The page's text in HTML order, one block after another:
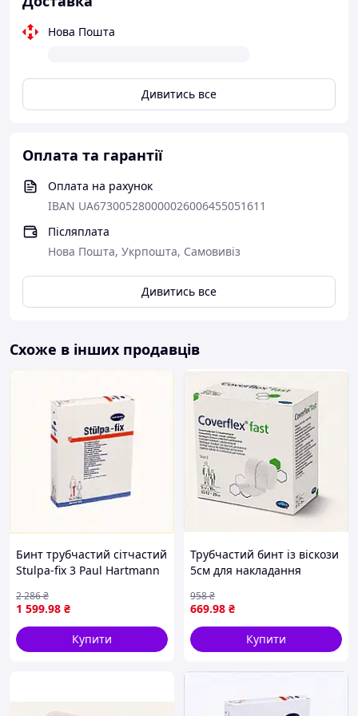
Нова Пошта
Дивитись все
Оплата та гарантії
Оплата на рахунок
IBAN UA673005280000026006455051611
Післяплата
Нова Пошта, Укрпошта, Самовивіз
Дивитись все
Схоже в інших продавців
Бинт трубчастий сітчастий
Stulpa-fix 3 Paul Hartmann
1 599.98 ₴
2 286₴
Купити
Трубчастий бинт із віскози
5см для накладання
M7797364X
669.98 ₴
958₴
Купити